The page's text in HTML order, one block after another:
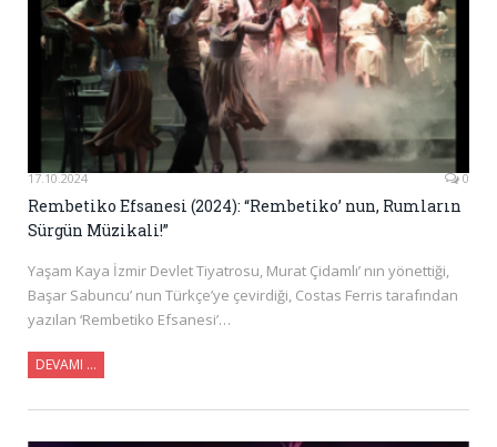
17.10.2024 0
Rembetiko Efsanesi (2024): “Rembetiko’ nun, Rumların
Sürgün Müzikali!”
Yaşam Kaya İzmir Devlet Tiyatrosu, Murat Çidamlı’ nın yönettiği,
Başar Sabuncu’ nun Türkçe’ye çevirdiği, Costas Ferris tarafından
yazılan ‘Rembetiko Efsanesi’…
DEVAMI …